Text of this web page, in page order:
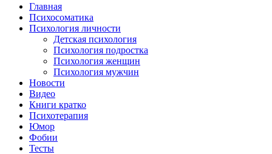
Главная
Психосоматика
Психология личности
Детская психология
Психология подростка
Психология женщин
Психология мужчин
Новости
Видео
Книги кратко
Психотерапия
Юмор
Фобии
Тесты